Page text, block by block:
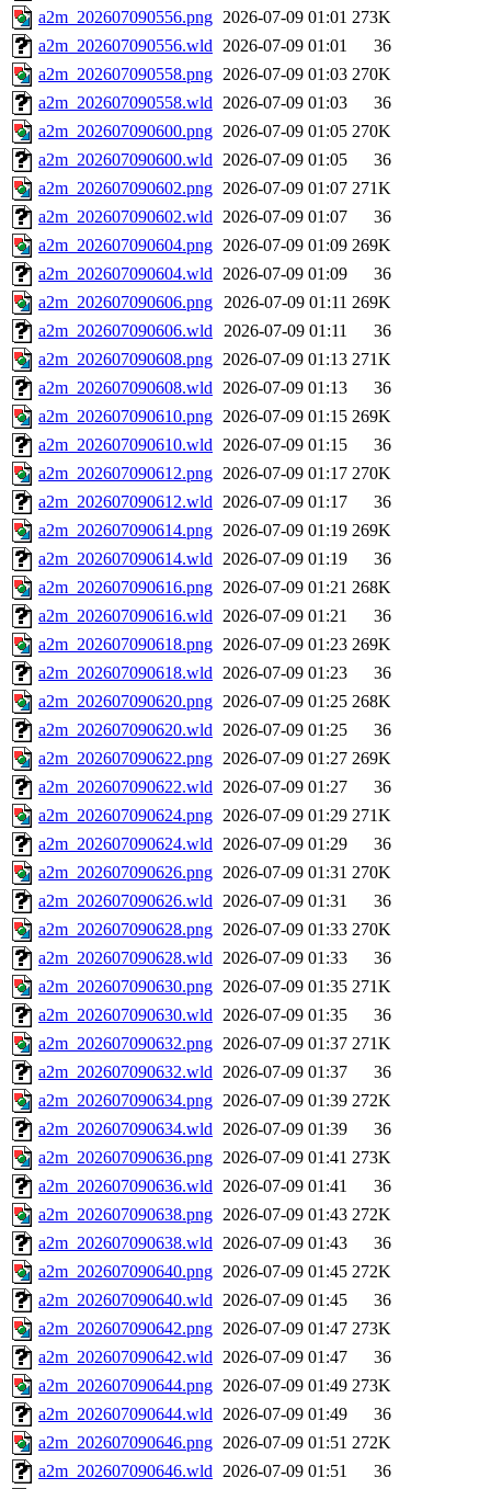
a2m_202607090556.png 2026-07-09 01:01 273K
a2m_202607090556.wld 2026-07-09 01:01
36
a2m_202607090558.png 2026-07-09 01:03 270K
a2m_202607090558.wld 2026-07-09 01:03
36
a2m_202607090600.png 2026-07-09 01:05 270K
a2m_202607090600.wld 2026-07-09 01:05
36
a2m_202607090602.png 2026-07-09 01:07 271K
a2m_202607090602.wld 2026-07-09 01:07
36
a2m_202607090604.png 2026-07-09 01:09 269K
a2m_202607090604.wld 2026-07-09 01:09
36
a2m_202607090606.png 2026-07-09 01:11 269K
a2m_202607090606.wld 2026-07-09 01:11
36
a2m_202607090608.png 2026-07-09 01:13 271K
a2m_202607090608.wld 2026-07-09 01:13
36
a2m_202607090610.png 2026-07-09 01:15 269K
a2m_202607090610.wld 2026-07-09 01:15
36
a2m_202607090612.png 2026-07-09 01:17 270K
a2m_202607090612.wld 2026-07-09 01:17
36
a2m_202607090614.png 2026-07-09 01:19 269K
a2m_202607090614.wld 2026-07-09 01:19
36
a2m_202607090616.png 2026-07-09 01:21 268K
a2m_202607090616.wld 2026-07-09 01:21
36
a2m_202607090618.png 2026-07-09 01:23 269K
a2m_202607090618.wld 2026-07-09 01:23
36
a2m_202607090620.png 2026-07-09 01:25 268K
a2m_202607090620.wld 2026-07-09 01:25
36
a2m_202607090622.png 2026-07-09 01:27 269K
a2m_202607090622.wld 2026-07-09 01:27
36
a2m_202607090624.png 2026-07-09 01:29 271K
a2m_202607090624.wld 2026-07-09 01:29
36
a2m_202607090626.png 2026-07-09 01:31 270K
a2m_202607090626.wld 2026-07-09 01:31
36
a2m_202607090628.png 2026-07-09 01:33 270K
a2m_202607090628.wld 2026-07-09 01:33
36
a2m_202607090630.png 2026-07-09 01:35 271K
a2m_202607090630.wld 2026-07-09 01:35
36
a2m_202607090632.png 2026-07-09 01:37 271K
a2m_202607090632.wld 2026-07-09 01:37
36
a2m_202607090634.png 2026-07-09 01:39 272K
a2m_202607090634.wld 2026-07-09 01:39
36
a2m_202607090636.png 2026-07-09 01:41 273K
a2m_202607090636.wld 2026-07-09 01:41
36
a2m_202607090638.png 2026-07-09 01:43 272K
a2m_202607090638.wld 2026-07-09 01:43
36
a2m_202607090640.png 2026-07-09 01:45 272K
a2m_202607090640.wld 2026-07-09 01:45
36
a2m_202607090642.png 2026-07-09 01:47 273K
a2m_202607090642.wld 2026-07-09 01:47
36
a2m_202607090644.png 2026-07-09 01:49 273K
a2m_202607090644.wld 2026-07-09 01:49
36
a2m_202607090646.png 2026-07-09 01:51 272K
a2m_202607090646.wld 2026-07-09 01:51 36